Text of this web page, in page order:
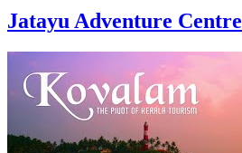
Jatayu Adventure Centre